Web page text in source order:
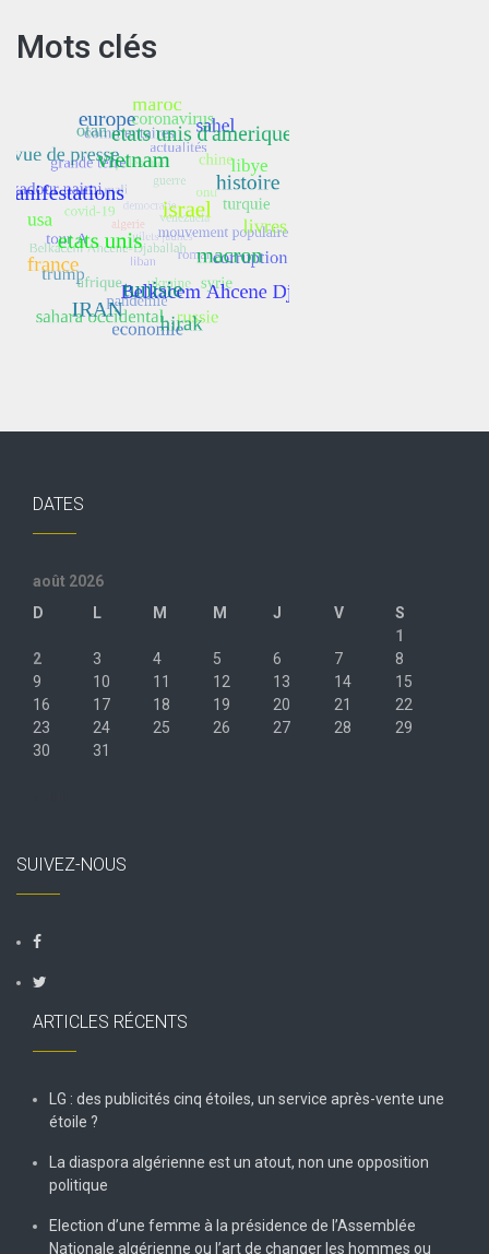
Mots clés
DATES
août 2026
D
L M M J V
S
1
2
3 4 5 6 7
8
9
10 11 12 13 14
15
16
17 18 19 20 21
22
23
24 25 26 27 28
29
30
31
SUIVEZ-NOUS
ARTICLES RÉCENTS
LG : des publicités cinq étoiles, un service après-vente une
étoile ?
La diaspora algérienne est un atout, non une opposition
politique
Election d’une femme à la présidence de l’Assemblée
Nationale algérienne ou l’art de changer les hommes ou